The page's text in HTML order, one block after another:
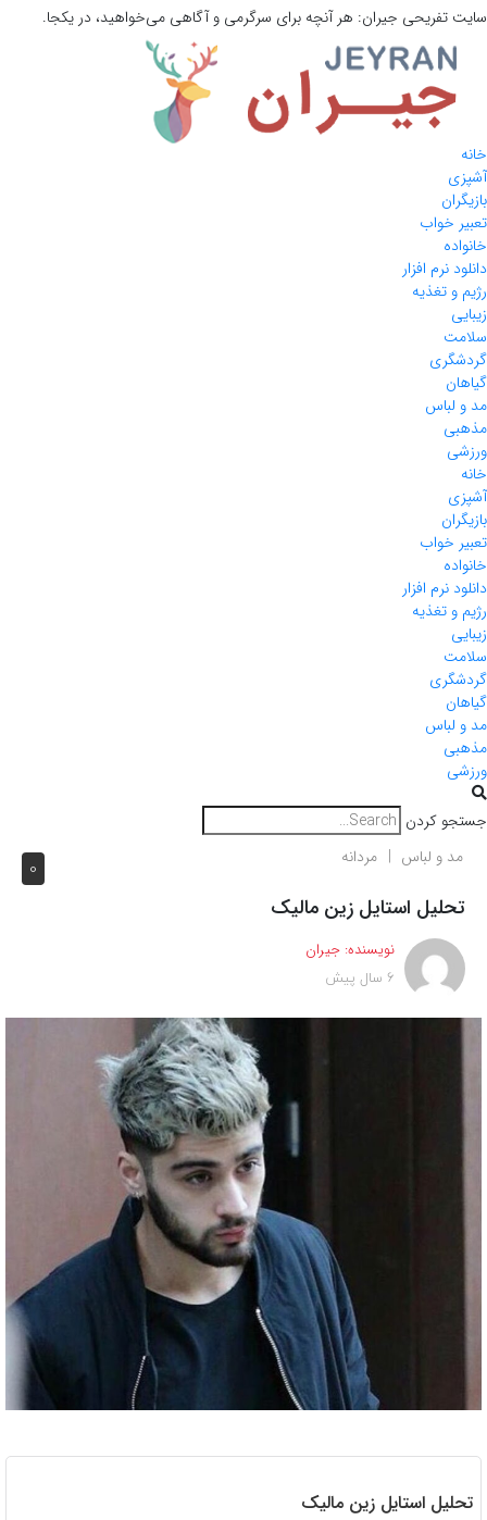
سایت تفریحی جیران: هر آنچه برای سرگرمی و آگاهی می‌خواهید، در یکجا.
خانه
آشپزی
بازیگران
تعبیر خواب
خانواده
دانلود نرم افزار
رژیم و تغذیه
زیبایی
سلامت
گردشگری
گیاهان
مد و لباس
مذهبی
ورزشی
خانه
آشپزی
بازیگران
تعبیر خواب
خانواده
دانلود نرم افزار
رژیم و تغذیه
زیبایی
سلامت
گردشگری
گیاهان
مد و لباس
مذهبی
ورزشی
جستجو کردن
0 مد و لباس مردانه
تحلیل استایل زین مالیک
نویسنده: جیران
6 سال پیش
تحلیل استایل زین مالیک